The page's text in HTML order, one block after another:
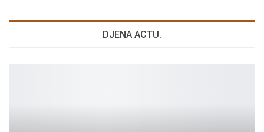
DJENA ACTU.